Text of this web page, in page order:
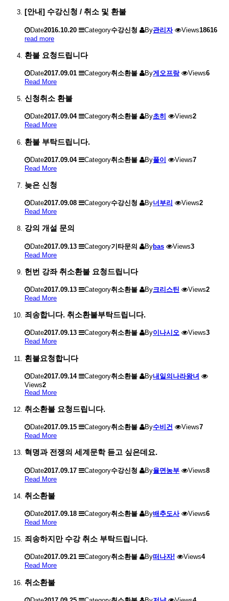
[안내] 수강신청 / 취소 및 환불
Date2016.10.20 Category수강신청 By관리자 Views18616
read more
환불 요청드립니다
Date2017.09.01 Category취소환불 By게오프랑 Views6
Read More
신청취소 환불
Date2017.09.04 Category취소환불 By초히 Views2
Read More
환불 부탁드립니다.
Date2017.09.04 Category취소환불 By풀이 Views7
Read More
늦은 신청
Date2017.09.08 Category수강신청 By너부리 Views2
Read More
강의 개설 문의
Date2017.09.13 Category기타문의 Bybas Views3
Read More
헌번 강좌 취소환불 요청드립니다
Date2017.09.13 Category취소환불 By크리스틴 Views2
Read More
죄송합니다. 취소환불부탁드립니다.
Date2017.09.13 Category취소환불 By이나시오 Views3
Read More
횐불요청합니다
Date2017.09.14 Category취소환불 By내일의나라왕녀
Views2
Read More
취소환불 요청드립니다.
Date2017.09.15 Category취소환불 By수비건 Views7
Read More
혁명과 전쟁의 세계문학 듣고 싶은데요.
Date2017.09.17 Category수강신청 By율면농부 Views8
Read More
취소환불
Date2017.09.18 Category취소환불 By배추도사 Views6
Read More
죄송하지만 수강 취소 부탁드립니다.
Date2017.09.21 Category취소환불 By떠나자! Views4
Read More
취소환불